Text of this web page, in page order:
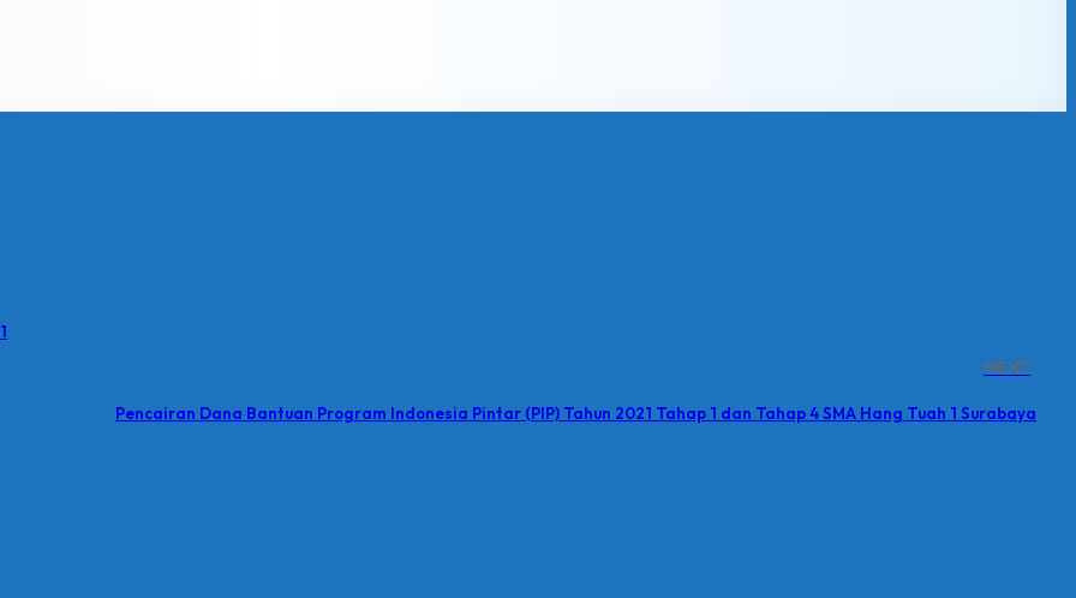
NEXT
Pencairan Dana Bantuan Program Indonesia Pintar (PIP) Tahun 2021 Tahap 1 dan Tahap 4 SMA Hang Tuah 1 Surabaya